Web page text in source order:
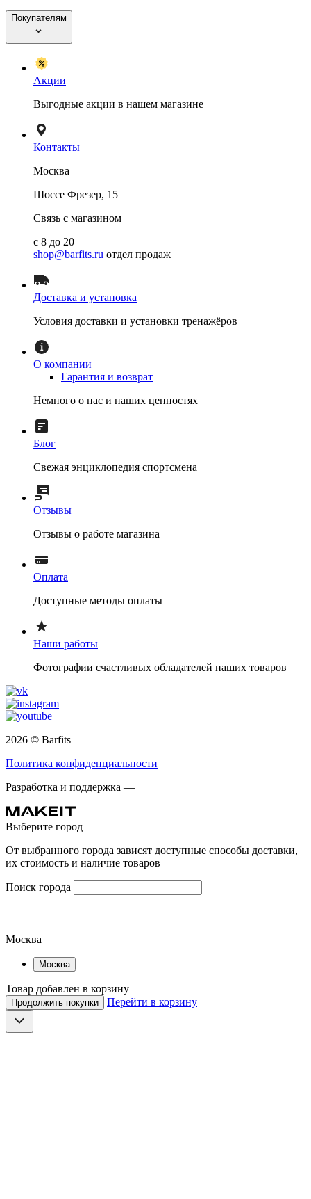
Покупателям
Акции
Выгодные акции в нашем магазине
Контакты
Москва
Шоссе Фрезер, 15
Связь с магазином
с 8 до 20
shop@barfits.ru отдел продаж
Доставка и установка
Условия доставки и установки тренажёров
О компании
Гарантия и возврат
Немного о нас и наших ценностях
Блог
Свежая энциклопедия спортсмена
Отзывы
Отзывы о работе магазина
Оплата
Доступные методы оплаты
Наши работы
Фотографии счастливых обладателей наших товаров
2026 © Barfits
Политика конфиденциальности
Разработка и поддержка —
Выберите город
От выбранного города зависят доступные способы доставки,
их стоимость и наличие товаров
Поиск города
Москва
Москва
Товар добавлен в корзину
Продолжить покупки Перейти в корзину